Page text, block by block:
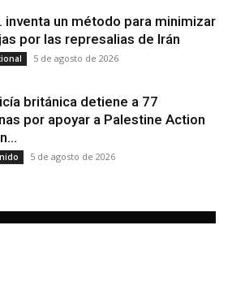
inventa un método para minimizar
por las represalias de Irán
5 de agosto de 2026
británica detiene a 77
por apoyar a Palestine Action
5 de agosto de 2026